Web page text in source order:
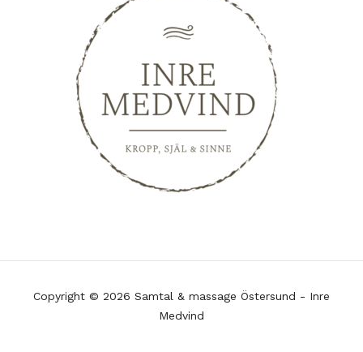
Copyright © 2026 Samtal & massage Östersund - Inre
Medvind